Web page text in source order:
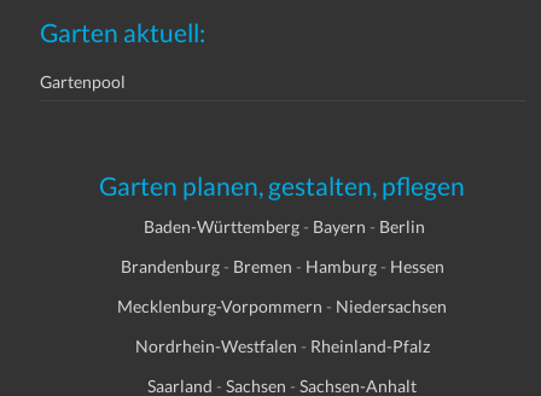
Garten aktuell:
Gartenpool
Garten planen, gestalten, pflegen
Baden-Württemberg- Bayern - Berlin
Brandenburg- Bremen - Hamburg- Hessen
Mecklenburg-Vorpommern - Niedersachsen
Nordrhein-Westfalen - Rheinland-Pfalz
Saarland -Sachsen -Sachsen-Anhalt